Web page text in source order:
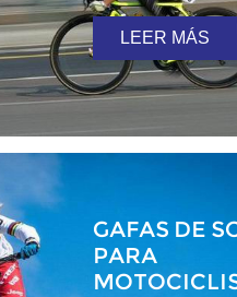
LEER MÁS
GAFAS DE
PARA